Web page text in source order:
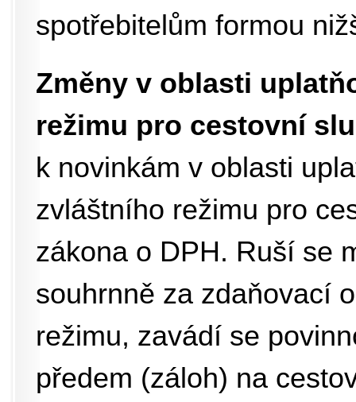
spotřebitelům formou
Změny v oblasti
režimu pro cestovní
k novinkám v oblasti
zvláštního režimu pro
zákona o DPH. Ruší se
souhrnně za zdaňovací
režimu, zavádí se
předem (záloh) na